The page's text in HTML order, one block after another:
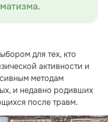
для тех, кто
активности и
методам
и недавно родивших
после травм.